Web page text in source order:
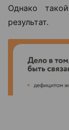
Однако
результат.